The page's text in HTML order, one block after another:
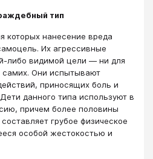
тип
которых нанесение вреда
Их агрессивные
либо видимой цели — ни для
Они испытывают
приносящих боль и
данного типа используют в
причем более половины
грубое физическое
особой жестокостью и